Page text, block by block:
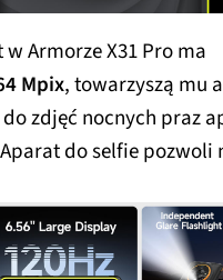
Armorze X31 Pro ma
Mpix, towarzyszą mu
do zdjęć nocnych praz
do selfie pozwoli